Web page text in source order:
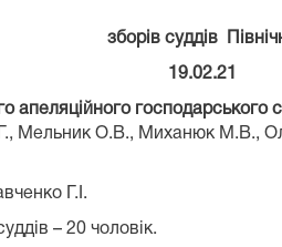
зборів суддів
19.02.21
апеляційного господарського
Мельник О.В., Миханюк М.В.,
Г.І.
– 20 чоловік.